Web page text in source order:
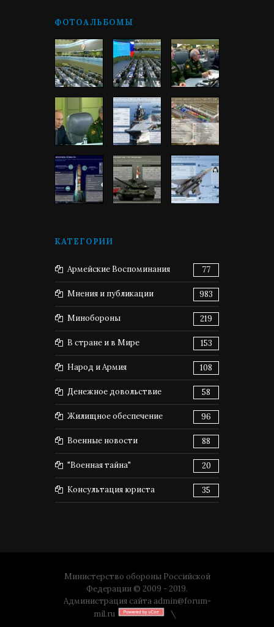
ФОТОАЛЬБОМЫ
КАТЕГОРИИ
Армейские Воспоминания 77
Мнения и публикации 983
Минобороны 219
В стране и в Мире 153
Народ и Армия 108
Денежное довольствие 58
Жилищное обеспечение 96
Военные новости 88
"Военная тайна" 20
Консультация юриста 35
Министерство обороны Российской
Федерации © 2009 - 2019.
Администрация сайта admin@forum-
mil.ru